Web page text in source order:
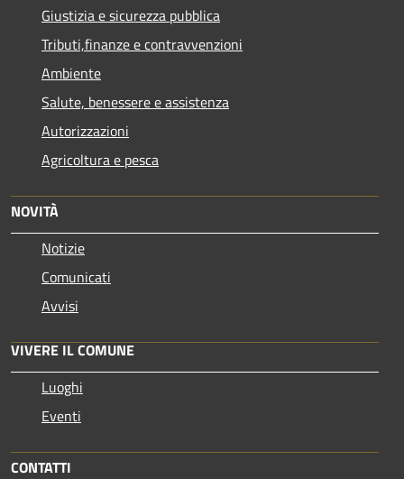
Giustizia e sicurezza pubblica
Tributi,finanze e contravvenzioni
Ambiente
Salute, benessere e assistenza
Autorizzazioni
Agricoltura e pesca
NOVITÀ
Notizie
Comunicati
Avvisi
VIVERE IL COMUNE
Luoghi
Eventi
CONTATTI